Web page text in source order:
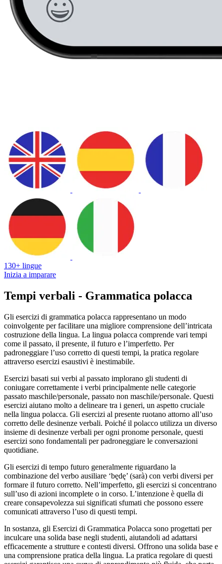
130+ lingue
Inizia a imparare
Tempi verbali - Grammatica polacca
Gli esercizi di grammatica polacca rappresentano un modo
coinvolgente per facilitare una migliore comprensione dell’intricata
costruzione della lingua. La lingua polacca comprende vari tempi
come il passato, il presente, il futuro e l’imperfetto. Per
padroneggiare l’uso corretto di questi tempi, la pratica regolare
attraverso esercizi esaustivi è inestimabile.
Esercizi basati sui verbi al passato implorano gli studenti di
coniugare correttamente i verbi principalmente nelle categorie
passato maschile/personale, passato non maschile/personale. Questi
esercizi aiutano molto a delineare tra i generi, un aspetto cruciale
nella lingua polacca. Gli esercizi al presente ruotano attorno all’uso
corretto delle desinenze verbali. Poiché il polacco utilizza un diverso
insieme di desinenze verbali per ogni pronome personale, questi
esercizi sono fondamentali per padroneggiare le conversazioni
quotidiane.
Gli esercizi di tempo futuro generalmente riguardano la
combinazione del verbo ausiliare ‘będę’ (sarà) con verbi diversi per
formare il futuro corretto. Nell’imperfetto, gli esercizi si concentrano
sull’uso di azioni incomplete o in corso. L’intenzione è quella di
creare consapevolezza sui significati sfumati che possono essere
comunicati attraverso l’uso di questi tempi.
In sostanza, gli Esercizi di Grammatica Polacca sono progettati per
inculcare una solida base negli studenti, aiutandoli ad adattarsi
efficacemente a strutture e contesti diversi. Offrono una solida base e
una comprensione pratica della lingua. La pratica regolare di questi